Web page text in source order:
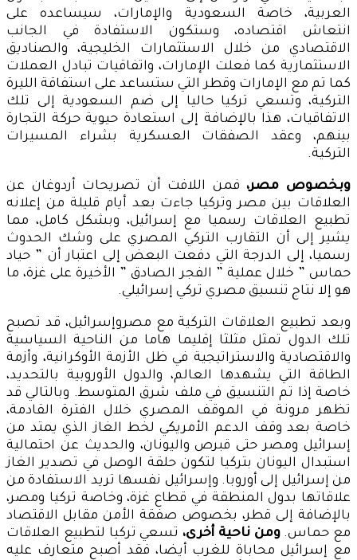
العربية، خاصة السعودية والإمارات، سيساعده على
انتعاش اقتصاده، وستكون الاستفادة في الجانب
الاقتصادي من خلال الاستثمارات الخليجية، والصناديق
الاستثمارية كما فعلت الإمارات، واتفاقيات تبادل العملات
كما تم مع الإمارات وقطر التي ستساعد على استفاقة الليرة
التركية، وتسعي تركيا حاليا إلى ضم السعودية إلى تلك
الاتفاقيات، هذا بالإضافة إلى استعادة حيوية حركة التجارة
بينهم، وعقد الصفقات العسكرية بشراء المسيرات
التركية.
وبخصوص مصر، فمن اللافت أن تصريحات أردوغان عن
العلاقات بين مصر وتركيا جاءت بعد أيام قليلة من إعلانه
تطبيع العلاقات رسميا مع إسرائيل، وبشكل كامل، مما
يشير إلى أن التقارب التركي المصري على وشك الحدوث
رسميا، إلى الدرجة التي دفعت البعض إلى اعتبار أن ” حياد
حماس ” خلال عملية ” الفجر الصادق ” الأخيرة على غزة، ما
هو إلا نتاج تنسيق مصري تركي إسرائيلي.
وبعد تطبيع العلاقات التركية مع مصروإسرائيل، قد تصبح
تلك الدول تمثل مثلثا إقليما هاما من الناحية السياسية
والاقتصادية والاستراتيجية في ظل الأزمة الأوكرانية، وأزمة
الطاقة التي يشهدها العالم، والدول الأوروبية بالتحديد،
خاصة إذا تم التنسيق في ملف شرق المتوسط. وبالتالي قد
تظهر مرونة في الموقف المصري خلال الفترة القادمة،
خاصة بعد وقف الدعم الأمريكي لخط الغاز الذي يمتد من
إسرائيل ومصر حتى قبرص واليونان، والحديث عن احتمالية
استبدال اليونان بتركيا لتكون حلقة الوصل في تصدير الغاز
من إسرائيل إلى أوروبا. وإسرائيل نفسها تريد الاستفادة من
علاقاتها بدول المنطقة في قطاع غزة، وخاصة تركيا ومصر،
بالإضافة إلى قطر، بخصوص صفقة الأمن مقابل الاقتصاد
مع حماس.ومن ناحية أخرى، تسعي تركيا لتطبيع العلاقات
مع إسرائيل محاباة للغرب أيضا، فقد أصبح متعارف عليه